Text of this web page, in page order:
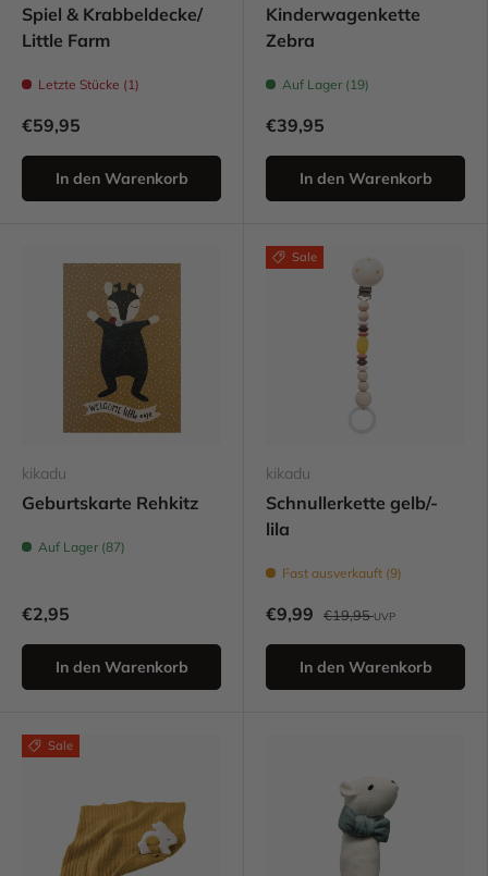
Spiel & Krabbeldecke/
Little Farm
Letzte Stücke (1)
€59,95
In den Warenkorb
Kinderwagenkette
Zebra
Auf Lager (19)
€39,95
In den Warenkorb
kikadu
Geburtskarte Rehkitz
Auf Lager (87)
€2,95
In den Warenkorb
Sale
kikadu
Schnullerkette gelb/-
lila
Fast ausverkauft (9)
€9,99 €19,95UVP
In den Warenkorb
Sale